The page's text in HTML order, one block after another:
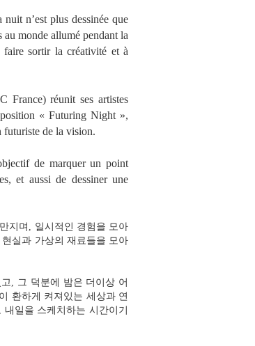
n’est plus dessinée que
au monde allumé pendant la
faire sortir la créativité et à
France) réunit ses artistes
« Futuring Night »,
futuriste de la vision.
de marquer un point
et aussi de dessiner une
지며, 일시적인 경험을 모아
실과 가상의 재료들을 모아
, 그 덕분에 밤은 더이상 어
환하게 켜져있는 세상과 연
일을 스케치하는 시간이기